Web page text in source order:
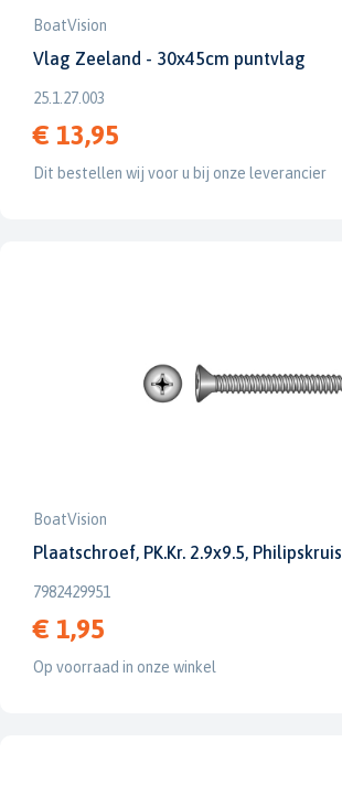
BoatVision
Vlag Zeeland - 30x45cm puntvlag
25.1.27.003
€ 13,95
Dit bestellen wij voor u bij onze leverancier
BoatVision
Plaatschroef, PK.Kr. 2.9x9.5, Philipskruis
7982429951
€ 1,95
Op voorraad in onze winkel